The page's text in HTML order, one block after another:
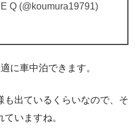
Q (@koumura19791)
に車中泊できます。
も出ているくらいなので、そ
いますね。